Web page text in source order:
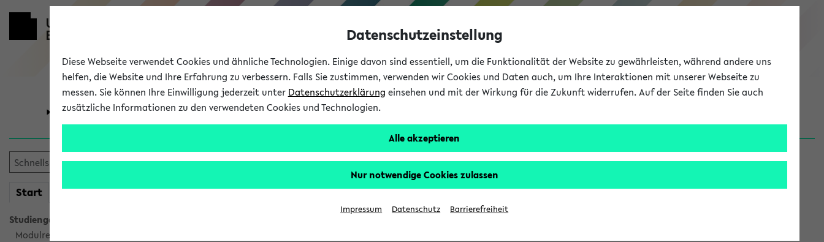
eKVV
Universität Forschung Studium
Start meineKVV
Studiengangsauswahl
Modulrecherche
Das Lehrangebot der Universität Bielefeld
S
i
News
Datenschutzeinstellung
Diese Webseite verwendet Cookies und ähnliche Technologien. Einige davon sind essentiell, um die Funktionalität der Website zu gewährleisten, während andere uns
helfen, die Website und Ihre Erfahrung zu verbessern. Falls Sie zustimmen, verwenden wir Cookies und Daten auch, um Ihre Interaktionen mit unserer Webseite zu
messen. Sie können Ihre Einwilligung jederzeit unter Datenschutzerklärung einsehen und mit der Wirkung für die Zukunft widerrufen. Auf der Seite finden Sie auch
zusätzliche Informationen zu den verwendeten Cookies und Technologien.
Alle akzeptieren
Nur notwendige Cookies zulassen
Impressum Datenschutz Barrierefreiheit